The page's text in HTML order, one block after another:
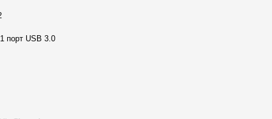
надійність та
порт USB 3.0